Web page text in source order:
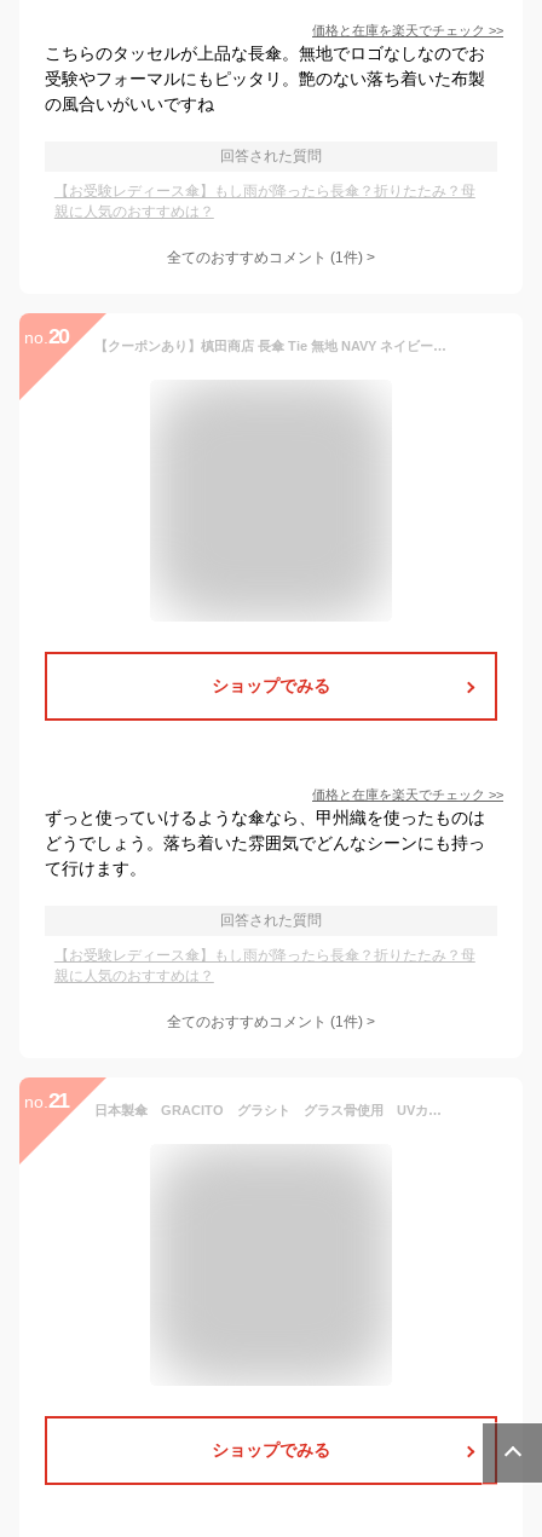
価格と在庫を楽天でチェック >>
こちらのタッセルが上品な長傘。無地でロゴなしなのでお
受験やフォーマルにもピッタリ。艶のない落ち着いた布製
の風合いがいいですね
回答された質問
【お受験レディース傘】もし雨が降ったら長傘？折りたたみ？母
親に人気のおすすめは？
全てのおすすめコメント (1件) >
no. 20 【クーポンあり】槙田商店 長傘 Tie 無地 NAVY ネイビー 紺色 | 甲州織 高級 メンズ レディース ユニセックス 傘 ビジネス スーツ 和装 職人 手仕事 一生もの 人気 ギフト おしゃれ おすすめ プレゼント かさ カサ 男性用 父の日 青 ブルー 日本製 即発送 送料無料
ショップでみる
価格と在庫を楽天でチェック >>
ずっと使っていけるような傘なら、甲州織を使ったものは
どうでしょう。落ち着いた雰囲気でどんなシーンにも持っ
て行けます。
回答された質問
【お受験レディース傘】もし雨が降ったら長傘？折りたたみ？母
親に人気のおすすめは？
全てのおすすめコメント (1件) >
no. 21 日本製傘 GRACITO グラシト グラス骨使用 UVカット加工 甲州織先染 レディース ジャンプ長傘 上品なペイズリー＆バラ柄 冠婚葬祭 フォーマル オールマイティに使えるデザイン 23189
ショップでみる